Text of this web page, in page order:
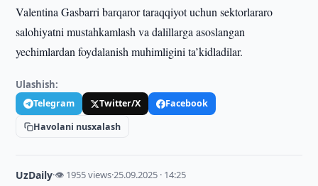
Valentina Gasbarri barqaror taraqqiyot uchun sektorlararo
salohiyatni mustahkamlash va dalillarga asoslangan
yechimlardan foydalanish muhimligini ta’kidladilar.
Ulashish:
Telegram Twitter/X
Facebook
Havolani nusxalash
UzDaily·👁 1955 views·25.09.2025 · 14:25